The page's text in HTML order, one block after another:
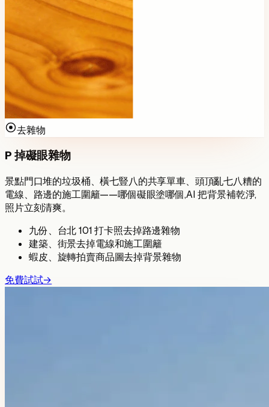
去雜物
P 掉礙眼雜物
景點門口堆的垃圾桶、橫七豎八的共享單車、頭頂亂七八糟的
電線、路邊的施工圍籬——哪個礙眼塗哪個,AI 把背景補乾淨,
照片立刻清爽。
九份、台北 101 打卡照去掉路邊雜物
建築、街景去掉電線和施工圍籬
蝦皮、旋轉拍賣商品圖去掉背景雜物
免費試試→